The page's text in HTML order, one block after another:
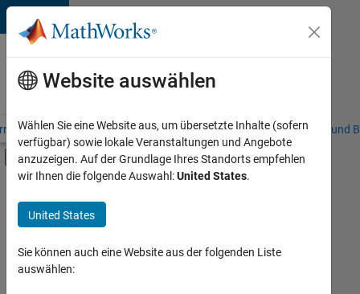
Weiter zum Inhalt
Karriere
bei
MathWorks
– Übersicht Stellensuche Niederlassungen Studierende und
Umschaltung für Off-Canvas-
Hauptinhalt
Education Sales
Marketing Services
Business Model Team
Finance and Operations
+3
Website auswählen
Wählen Sie eine Website aus, um übersetzte Inhalte (sofern
verfügbar) sowie lokale Veranstaltungen und Angebote
anzuzeigen. Auf der Grundlage Ihres Standorts empfehlen
wir Ihnen die folgende Auswahl:United States.
United States
Sie können auch eine Website aus der folgenden Liste
auswählen: